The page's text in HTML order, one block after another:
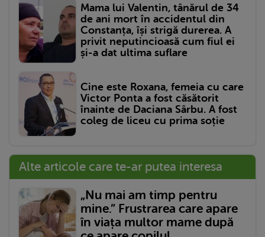
Mama lui Valentin, tânărul de 34
de ani mort în accidentul din
Constanța, își strigă durerea. A
privit neputincioasă cum fiul ei
și-a dat ultima suflare
Cine este Roxana, femeia cu care
Victor Ponta a fost căsătorit
înainte de Daciana Sârbu. A fost
coleg de liceu cu prima soție
Alte articole care te-ar putea interesa
„Nu mai am timp pentru
mine.” Frustrarea care apare
în viața multor mame după